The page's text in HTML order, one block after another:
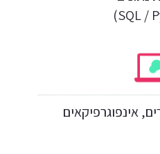
אינפוגרפיקאים